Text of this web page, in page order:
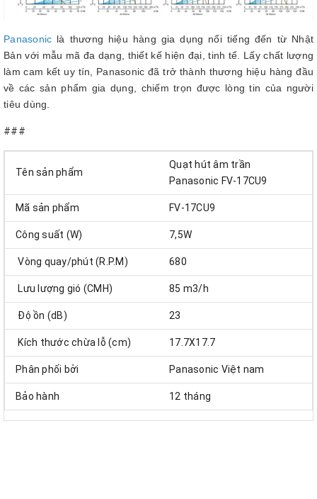
Panasonic là thương hiệu hàng gia dụng nổi tiếng đến từ Nhật
Bản với mẫu mã đa dạng, thiết kế hiện đại, tinh tế. Lấy chất lượng
làm cam kết uy tín, Panasonic đã trở thành thương hiệu hàng đầu
về các sản phẩm gia dụng, chiếm trọn được lòng tin của người
tiêu dùng.
###
Tên sản phẩm
Quạt hút âm trần
Panasonic FV-17CU9
Mã sản phẩm FV-17CU9
Công suất (W) 7,5W
Vòng quay/phút (R.P.M) 680
Lưu lượng gió (CMH) 85 m3/h
Độ ồn (dB) 23
Kích thước chừa lỗ (cm) 17.7X17.7
Phân phối bởi Panasonic Việt nam
Bảo hành 12 tháng